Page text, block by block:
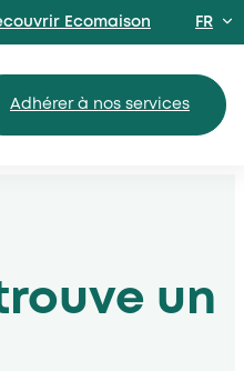
Ecomaison FR
Adhérer à nos services
un